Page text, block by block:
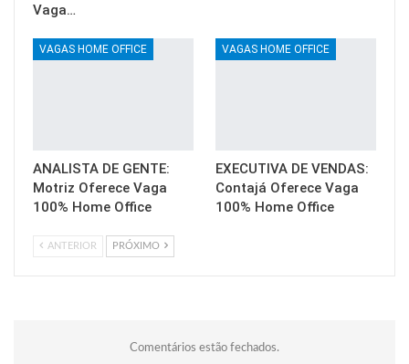
Vaga…
VAGAS HOME OFFICE
ANALISTA DE GENTE:
Motriz Oferece Vaga
100% Home Office
VAGAS HOME OFFICE
EXECUTIVA DE VENDAS:
Contajá Oferece Vaga
100% Home Office
ANTERIOR PRÓXIMO
Comentários estão fechados.